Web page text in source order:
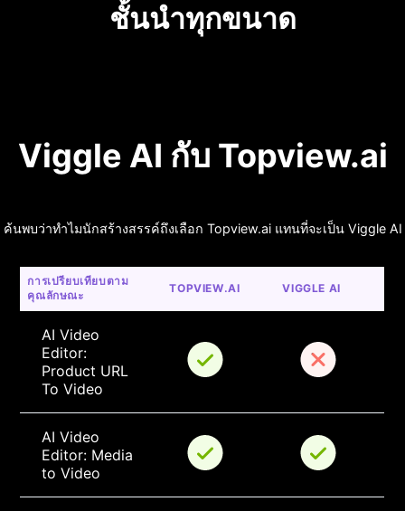
ชั้นนำทุกขนาด
Viggle AI กับ Topview.ai
ค้นพบว่าทำไมนักสร้างสรรค์ถึงเลือก Topview.ai แทนที่จะเป็น Viggle AI
การเปรียบเทียบตาม
คุณลักษณะ
TOPVIEW.AI VIGGLE AI
AI Video
Editor:
Product URL
To Video
AI Video
Editor: Media
to Video